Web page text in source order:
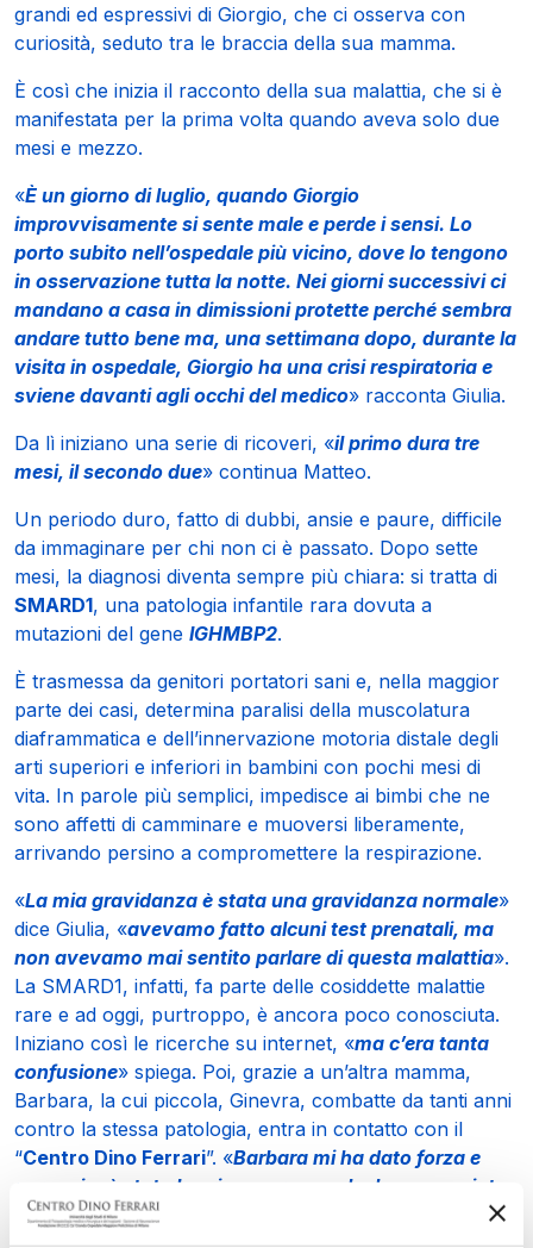
grandi ed espressivi di Giorgio, che ci osserva con
curiosità, seduto tra le braccia della sua mamma.
È così che inizia il racconto della sua malattia, che si è
manifestata per la prima volta quando aveva solo due
mesi e mezzo.
«È un giorno di luglio, quando Giorgio
improvvisamente si sente male e perde i sensi. Lo
porto subito nell’ospedale più vicino, dove lo tengono
in osservazione tutta la notte. Nei giorni successivi ci
mandano a casa in dimissioni protette perché sembra
andare tutto bene ma, una settimana dopo, durante la
visita in ospedale, Giorgio ha una crisi respiratoria e
sviene davanti agli occhi del medico» racconta Giulia.
Da lì iniziano una serie di ricoveri, «il primo dura tre
mesi, il secondo due» continua Matteo.
Un periodo duro, fatto di dubbi, ansie e paure, difficile
da immaginare per chi non ci è passato. Dopo sette
mesi, la diagnosi diventa sempre più chiara: si tratta di
SMARD1, una patologia infantile rara dovuta a
mutazioni del gene IGHMBP2.
È trasmessa da genitori portatori sani e, nella maggior
parte dei casi, determina paralisi della muscolatura
diaframmatica e dell’innervazione motoria distale degli
arti superiori e inferiori in bambini con pochi mesi di
vita. In parole più semplici, impedisce ai bimbi che ne
sono affetti di camminare e muoversi liberamente,
arrivando persino a compromettere la respirazione.
«La mia gravidanza è stata una gravidanza normale»
dice Giulia, «avevamo fatto alcuni test prenatali, ma
non avevamo mai sentito parlare di questa malattia».
La SMARD1, infatti, fa parte delle cosiddette malattie
rare e ad oggi, purtroppo, è ancora poco conosciuta.
Iniziano così le ricerche su internet, «ma c’era tanta
confusione» spiega. Poi, grazie a un’altra mamma,
Barbara, la cui piccola, Ginevra, combatte da tanti anni
contro la stessa patologia, entra in contatto con il
“Centro Dino Ferrari”. «Barbara mi ha dato forza e
coraggio, è stata la prima persona che ho conosciuto
quando è emerso che Giorgio aveva questa malattia».